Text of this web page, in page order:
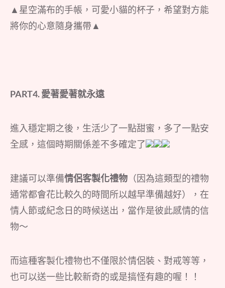
▲星空滿布的手帳，可愛小貓的杯子，希望對方能
將你的心意隨身攜帶▲
PART4. 愛著愛著就永遠
進入穩定期之後，生活少了一點甜蜜，多了一點安
全感，這個時期關係差不多確定了
建議可以準備情侶客製化禮物 （因為這類型的禮物
通常都會花比較久的時間所以越早準備越好），在
情人節或紀念日的時候送出，當作是彼此感情的信
物～
而這種客製化禮物也不僅限於情侶裝、對戒等等，
也可以送一些比較新奇的或是搞怪有趣的喔！！